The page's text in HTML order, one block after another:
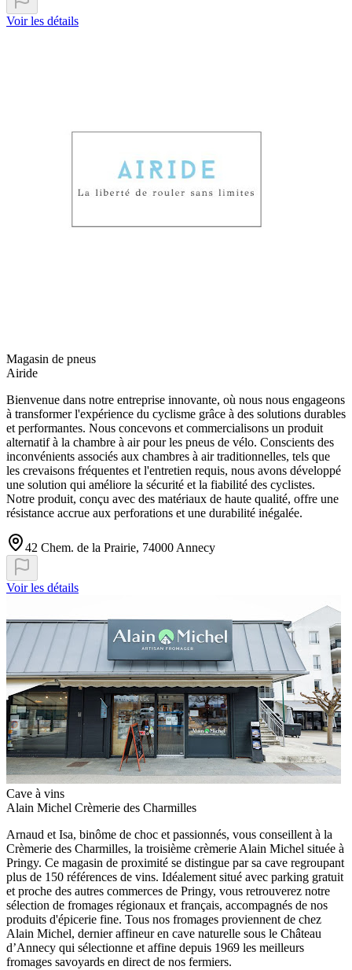
Voir les détails
Magasin de pneus
Airide
Bienvenue dans notre entreprise innovante, où nous nous engageons
à transformer l'expérience du cyclisme grâce à des solutions durables
et performantes. Nous concevons et commercialisons un produit
alternatif à la chambre à air pour les pneus de vélo. Conscients des
inconvénients associés aux chambres à air traditionnelles, tels que
les crevaisons fréquentes et l'entretien requis, nous avons développé
une solution qui améliore la sécurité et la fiabilité des cyclistes.
Notre produit, conçu avec des matériaux de haute qualité, offre une
résistance accrue aux perforations et une durabilité inégalée.
42 Chem. de la Prairie, 74000 Annecy
Voir les détails
Cave à vins
Alain Michel Crèmerie des Charmilles
Arnaud et Isa, binôme de choc et passionnés, vous conseillent à la
Crèmerie des Charmilles, la troisième crèmerie Alain Michel située à
Pringy. Ce magasin de proximité se distingue par sa cave regroupant
plus de 150 références de vins. Idéalement situé avec parking gratuit
et proche des autres commerces de Pringy, vous retrouverez notre
sélection de fromages régionaux et français, accompagnés de nos
produits d'épicerie fine. Tous nos fromages proviennent de chez
Alain Michel, dernier affineur en cave naturelle sous le Château
d’Annecy qui sélectionne et affine depuis 1969 les meilleurs
fromages savoyards en direct de nos fermiers.